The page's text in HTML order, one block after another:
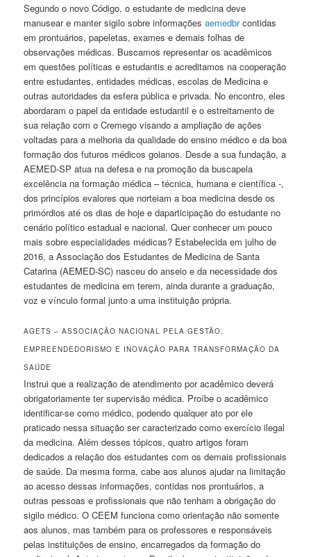
Segundo o novo Código, o estudante de medicina deve
manusear e manter sigilo sobre informaçõesaemedbrcontidas
em prontuários, papeletas, exames e demais folhas de
observações médicas. Buscamos representar os acadêmicos
em questões políticas e estudantis e acreditamos na cooperação
entre estudantes, entidades médicas, escolas de Medicina e
outras autoridades da esfera pública e privada. No encontro, eles
abordaram o papel da entidade estudantil e o estreitamento de
sua relação com o Cremego visando a ampliação de ações
voltadas para a melhoria da qualidade do ensino médico e da boa
formação dos futuros médicos goianos. Desde a sua fundação, a
AEMED-SP atua na defesa e na promoção da buscapela
excelência na formação médica – técnica, humana e científica -,
dos princípios evalores que norteiam a boa medicina desde os
primórdios até os dias de hoje e daparticipação do estudante no
cenário político estadual e nacional. Quer conhecer um pouco
mais sobre especialidades médicas? Estabelecida em julho de
2016, a Associação dos Estudantes de Medicina de Santa
Catarina (AEMED-SC) nasceu do anseio e da necessidade dos
estudantes de medicina em terem, ainda durante a graduação,
voz e ví­nculo formal junto a uma instituição própria.
AGETS – ASSOCIAÇÃO NACIONAL PELA GESTÃO,
EMPREENDEDORISMO E INOVAÇÃO PARA TRANSFORMAÇÃO DA
SAÚDE
Instrui que a realização de atendimento por acadêmico deverá
obrigatoriamente ter supervisão médica. Proíbe o acadêmico
identificar-se como médico, podendo qualquer ato por ele
praticado nessa situação ser caracterizado como exercício ilegal
da medicina. Além desses tópicos, quatro artigos foram
dedicados a relação dos estudantes com os demais profissionais
de saúde. Da mesma forma, cabe aos alunos ajudar na limitação
ao acesso dessas informações, contidas nos prontuários, a
outras pessoas e profissionais que não tenham a obrigação do
sigilo médico. O CEEM funciona como orientação não somente
aos alunos, mas também para os professores e responsáveis
pelas instituições de ensino, encarregados da formação do